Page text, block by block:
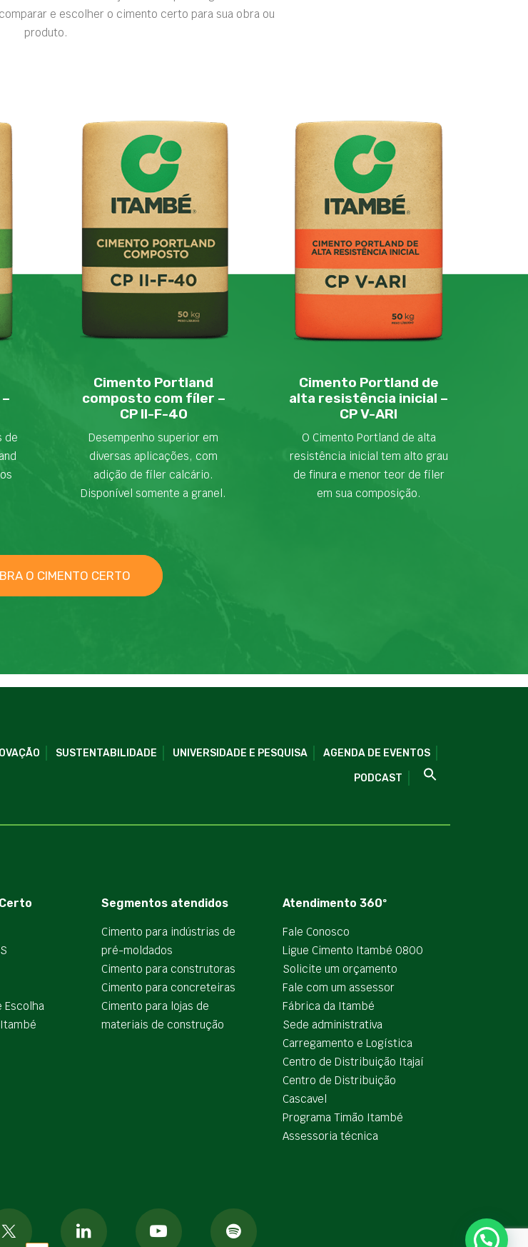
e escolher o cimento certo para sua obra ou
produto.
de
Cimento Portland
composto com fíler –
CP II-F-40
Desempenho superior em
diversas aplicações, com
adição de fíler calcário.
Disponível somente a granel.
Cimento Portland de
alta resistência inicial –
CP V-ARI
O Cimento Portland de alta
resistência inicial tem alto grau
de finura e menor teor de fíler
em sua composição.
O CIMENTO CERTO
SUSTENTABILIDADE UNIVERSIDADE E PESQUISA AGENDA DE EVENTOS
PODCAST
Escolha
Segmentos atendidos
Cimento para indústrias de
pré-moldados
Cimento para construtoras
Cimento para concreteiras
Cimento para lojas de
materiais de construção
Atendimento 360º
Fale Conosco
Ligue Cimento Itambé 0800
Solicite um orçamento
Fale com um assessor
Fábrica da Itambé
Sede administrativa
Carregamento e Logística
Centro de Distribuição Itajaí
Centro de Distribuição
Cascavel
Programa Timão Itambé
Assessoria técnica